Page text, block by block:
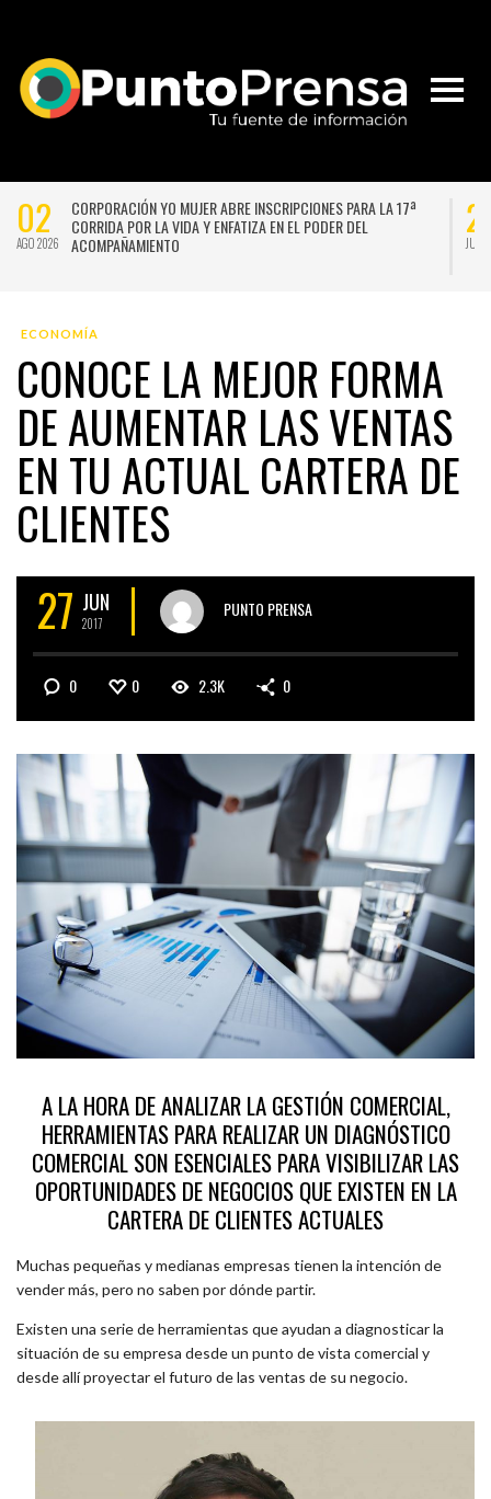
2026
CORPORACIÓN YO MUJER ABRE INSCRIPCIONES PARA LA 17ª
CORRIDA POR LA VIDA Y ENFATIZA EN EL PODER DEL
ACOMPAÑAMIENTO
29
JUL 2026
ECONOMÍA
CONOCE LA MEJOR FORMA
DE AUMENTAR LAS VENTAS
EN TU ACTUAL CARTERA DE
CLIENTES
27 JUN
2017
PUNTO PRENSA
0 0 2.3K 0
A LA HORA DE ANALIZAR LA GESTIÓN COMERCIAL,
HERRAMIENTAS PARA REALIZAR UN DIAGNÓSTICO
COMERCIAL SON ESENCIALES PARA VISIBILIZAR LAS
OPORTUNIDADES DE NEGOCIOS QUE EXISTEN EN LA
CARTERA DE CLIENTES ACTUALES
Muchas pequeñas y medianas empresas tienen la intención de
vender más, pero no saben por dónde partir.
Existen una serie de herramientas que ayudan a diagnosticar la
situación de su empresa desde un punto de vista comercial y
desde allí proyectar el futuro de las ventas de su negocio.